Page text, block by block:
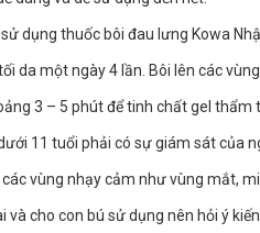
dụng thuốc bôi đau lưng Kowa
da một ngày 4 lần. Bôi lên các
3 – 5 phút để tinh chất gel thẩm
11 tuổi phải có sự giám sát của
vùng nhạy cảm như vùng mắt,
và cho con bú sử dụng nên hỏi ý